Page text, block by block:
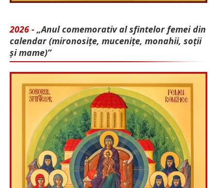
2026 - „Anul comemorativ al sfintelor femei din
calendar (mironosițe, mu­cenițe, monahii, soții
și mame)”